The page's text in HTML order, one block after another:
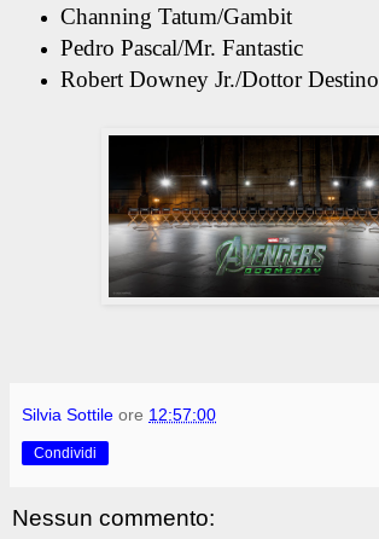
Channing Tatum/Gambit
Pedro Pascal/Mr. Fantastic
Robert Downey Jr./Dottor Destino
Silvia Sottile ore 12:57:00
Condividi
Nessun commento: